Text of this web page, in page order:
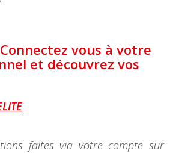
vous à votre
et découvrez vos
faites via votre compte sur